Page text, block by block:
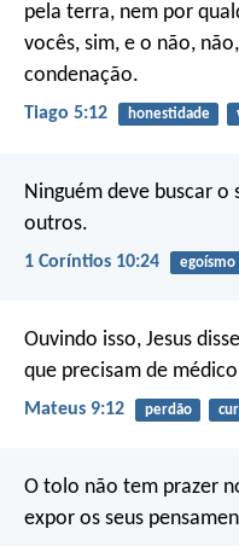
pela terra, nem por
vocês, sim, e o não,
condenação.
Tiago 5:12 honestidade
Ninguém deve buscar
outros.
1 Coríntios 10:24 egoísmo
Ouvindo isso, Jesus
que precisam de
Mateus 9:12 perdão
O tolo não tem prazer
expor os seus